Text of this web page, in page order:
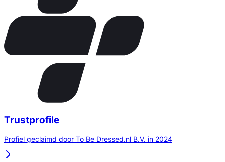
Trustprofile
Profiel geclaimd door To Be Dressed.nl B.V. in 2024